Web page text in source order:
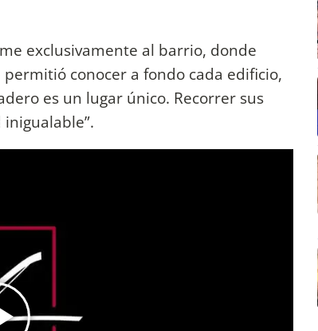
exclusivamente al barrio, donde
permitió conocer a fondo cada edificio,
es un lugar único. Recorrer sus